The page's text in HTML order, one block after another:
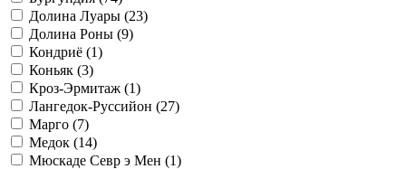
Долина Луары (23)
Долина Роны (9)
Кондриё (1)
Коньяк (3)
Кроз-Эрмитаж (1)
Лангедок-Руссийон (27)
Марго (7)
Медок (14)
Мюскаде Севр э Мен (1)